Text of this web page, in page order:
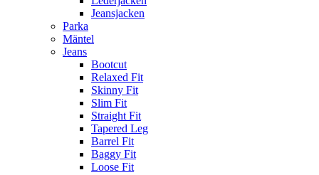
Jeansjacken
Parka
Mäntel
Jeans
Bootcut
Relaxed Fit
Skinny Fit
Slim Fit
Straight Fit
Tapered Leg
Barrel Fit
Baggy Fit
Loose Fit